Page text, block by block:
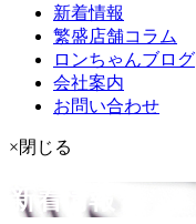
新着情報
繁盛店舗コラム
ロンちゃんブログ
会社案内
お問い合わせ
×閉じる
新着情報